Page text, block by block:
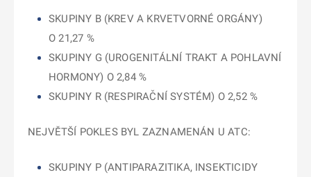
SKUPINY B (KREV A KRVETVORNÉ ORGÁNY)
O 21,27 %
SKUPINY G (UROGENITÁLNÍ TRAKT A POHLAVNÍ
HORMONY) O 2,84 %
SKUPINY R (RESPIRAČNÍ SYSTÉM) O 2,52 %
NEJVĚTŠÍ POKLES BYL ZAZNAMENÁN U ATC:
SKUPINY P (ANTIPARAZITIKA, INSEKTICIDY